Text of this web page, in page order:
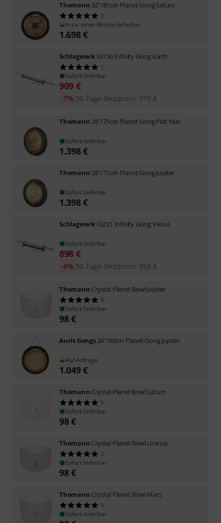
Thomann 32"/81cm Planet Gong Saturn
2
In ca. einer Woche lieferbar
1.698€
Schlagwerk IG136 Infinity Gong Earth
1
Sofort lieferbar
909 €
30-Tage-Bestpreis: 979 €
-7%
Thomann 28"/71cm Planet Gong Plat Year
Sofort lieferbar
1.398€
Thomann 28"/71cm Planet Gong Jupiter
Sofort lieferbar
1.398€
Schlagwerk IG221 Infinity Gong Venus
Sofort lieferbar
898 €
30-Tage-Bestpreis: 959 €
-6%
Thomann Crystal Planet Bowl Jupiter
8
Sofort lieferbar
98€
Auris Gongs 24"/60cm Planet Gong Jupiter
Auf Anfrage
1.049€
Thomann Crystal Planet Bowl Saturn
5
Sofort lieferbar
98€
Thomann Crystal Planet Bowl Uranus
2
Sofort lieferbar
98€
Thomann Crystal Planet Bowl Mars
3
Sofort lieferbar